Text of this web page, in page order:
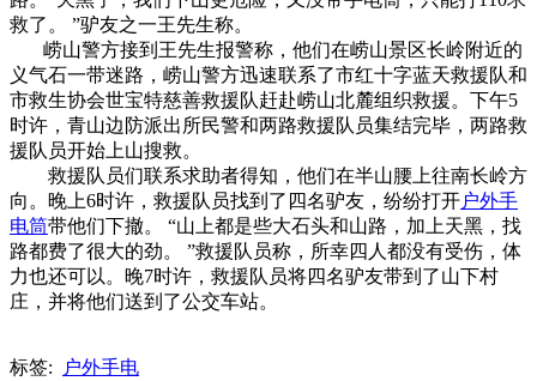
救了。 ”驴友之一王先生称。
崂山警方接到王先生报警称，他们在崂山景区长岭附近的
义气石一带迷路，崂山警方迅速联系了市红十字蓝天救援队和
市救生协会世宝特慈善救援队赶赴崂山北麓组织救援。下午5
时许，青山边防派出所民警和两路救援队员集结完毕，两路救
援队员开始上山搜救。
救援队员们联系求助者得知，他们在半山腰上往南长岭方
向。晚上6时许，救援队员找到了四名驴友，纷纷打开户外手
电筒带他们下撤。 “山上都是些大石头和山路，加上天黑，找
路都费了很大的劲。 ”救援队员称，所幸四人都没有受伤，体
力也还可以。晚7时许，救援队员将四名驴友带到了山下村
庄，并将他们送到了公交车站。
标签: 户外手电